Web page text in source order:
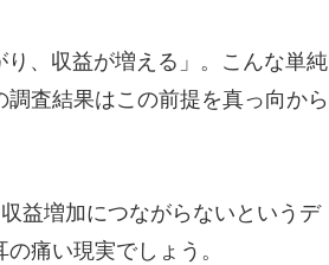
り、収益が増える」。こんな単純
査結果はこの前提を真っ向から
益増加につながらないというデ
痛い現実でしょう。